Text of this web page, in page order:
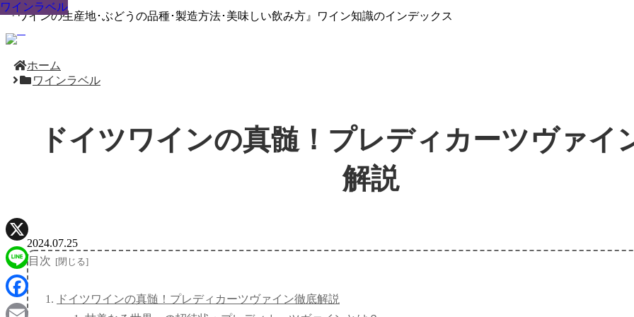
『ワインの生産地･ぶどうの品種･製造方法･美味しい飲み方』ワイン知識のインデックス
ホーム
ワインラベル
ドイツワインの真髄！プレディカーツヴァイ
解説
ワインラベル
2024.07.25
目次
ドイツワインの真髄！プレディカーツヴァイン徹底解説
ワインラベル
ワインラベル
ワインラベル
ワインラベル
ワインラベル
ワインラベル
ワインラベル
ワインラベル
X
Line
Facebook